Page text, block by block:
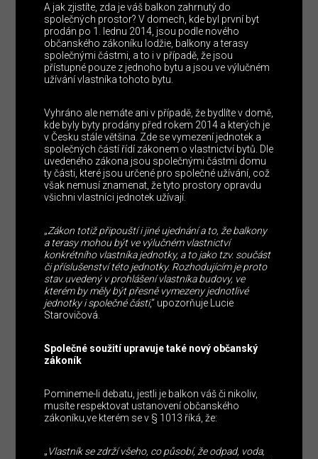
A jak zjistíte, zda je váš balkon zahrnutý do
společných prostor? V domech, kde byl první byt
prodán po 1. lednu 2014, jsou podle nového
občanského zákoníku lodžie, balkony a terasy
společnými částmi, a to i v případě, že jsou
přístupné pouze z jednoho bytu a jsou ve výlučném
užívání vlastníka tohoto bytu.
Vyhráno ale nemáte ani v případě, že bydlíte v domě,
kde byly byty prodány před rokem 2014 a kterých je
v Česku stále většina. Zde se vymezení jednotek a
společných částí řídí zákonem o vlastnictví bytů. Dle
uvedeného zákona jsou společnými částmi domu
ty části, které jsou určené pro společné užívání, což
však nemusí znamenat, že tyto prostory opravdu
všichni vlastníci jednotek užívají.
„Zákon totiž připouští i jiné ujednání a to, že balkony
a terasy mohou být ve výlučném vlastnictví
konkrétního vlastníka jednotky, a tojako tzv. součást
či příslušenství této jednotky. Rozhodujícím je proto
stav uvedený v prohlášení vlastníka budovy, ve
kterém by měly být přesně vymezeny jednotlivé
jednotky i společné části,“ upozorňuje Lucie
Starovičová.
Společné soužití upravuje také nový občanský
zákoník
Pomineme-li debatu, jestli je balkon váš či nikoliv,
musíte respektovat ustanovení občanského
zákoníku,ve kterém se v § 1013 říká, že:
„Vlastník se zdrží všeho, co působí, že odpad, voda,